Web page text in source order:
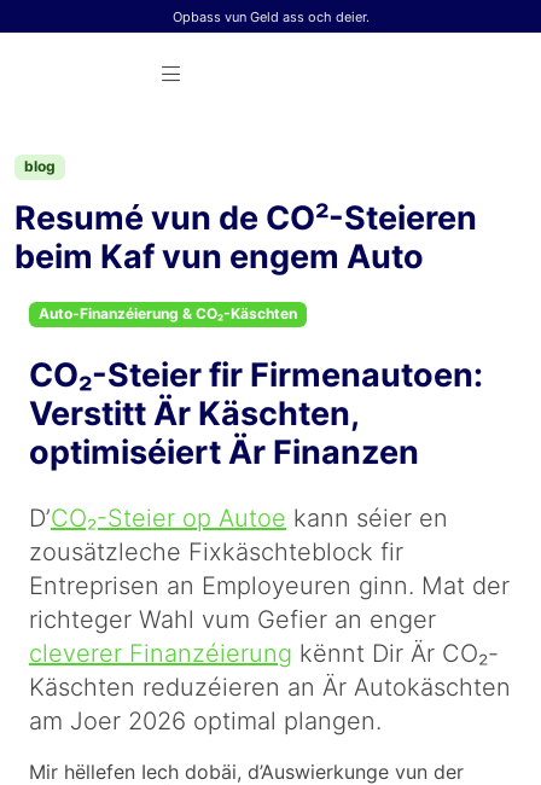
Opbass vun Geld ass och deier.
blog
Resumé vun de CO²-Steieren
beim Kaf vun engem Auto
Auto-Finanzéierung & CO₂-Käschten
CO₂-Steier fir Firmenautoen:
Verstitt Är Käschten,
optimiséiert Är Finanzen
D’CO₂-Steier op Autoe kann séier en
zousätzleche Fixkäschteblock fir
Entreprisen an Employeuren ginn. Mat der
richteger Wahl vum Gefier an enger
cleverer Finanzéierung kënnt Dir Är CO₂-
Käschten reduzéieren an Är Autokäschten
am Joer 2026 optimal plangen.
Mir hëllefen Iech dobäi, d’Auswierkunge vun der